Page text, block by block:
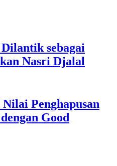
sebagai
Nasri Djalal
Penghapusan
Good